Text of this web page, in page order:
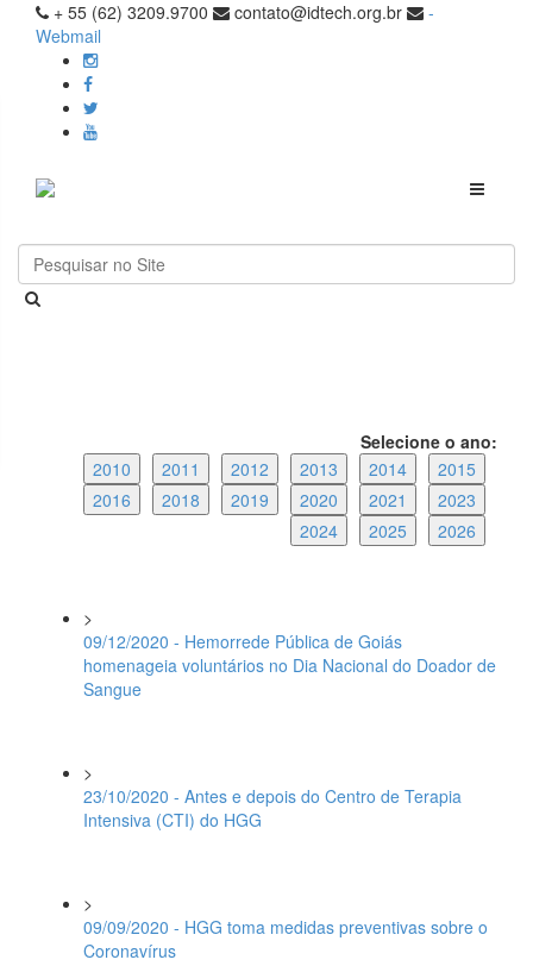
+ 55 (62) 3209.9700 contato@idtech.org.br
-
Webmail
Toggle
Selecione o ano:
2010
2011 2012 2013 2014
2015
2016
2018 2019 2020 2021
2023
2024
2025 2026
>
09/12/2020 - Hemorrede Pública de Goiás
homenageia voluntários no Dia Nacional do Doador de
Sangue
>
23/10/2020 - Antes e depois do Centro de Terapia
Intensiva (CTI) do HGG
>
09/09/2020 - HGG toma medidas preventivas sobre o
Coronavírus